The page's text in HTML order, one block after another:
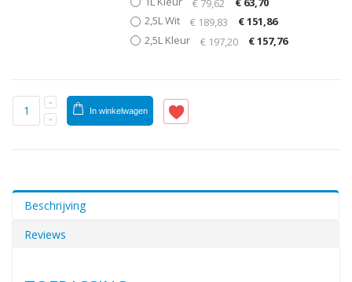
2,5L Wit
€ 189,83
€ 151,86
2,5L Kleur
€ 197,20 € 157,76
In winkelwagen
Beschrijving
Reviews